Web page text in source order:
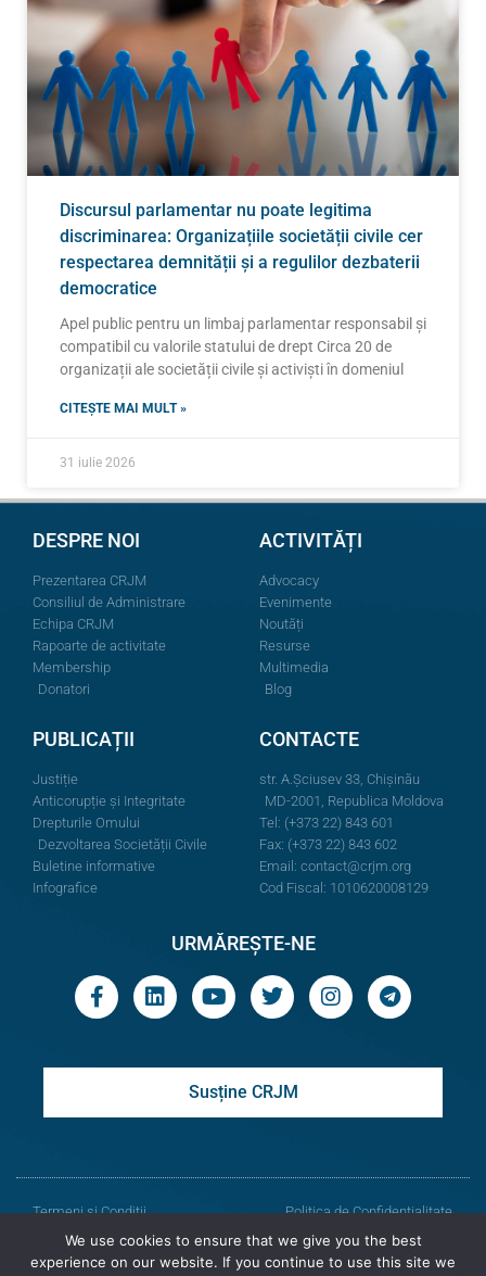
Discursul parlamentar nu poate legitima
discriminarea: Organizațiile societății civile cer
respectarea demnității și a regulilor dezbaterii
democratice
Apel public pentru un limbaj parlamentar responsabil și
compatibil cu valorile statului de drept Circa 20 de
organizații ale societății civile și activiști în domeniul
CITEȘTE MAI MULT »
31 iulie 2026
DESPRE NOI
Prezentarea CRJM
Consiliul de Administrare
Echipa CRJM
Rapoarte de activitate
Membership
Donatori
ACTIVITĂȚI
Advocacy
Evenimente
Noutăți
Resurse
Multimedia
Blog
PUBLICAȚII
Justiție
Anticorupție și Integritate
Drepturile Omului
Dezvoltarea Societății Civile
Buletine informative
Infografice
CONTACTE
str. A.Şciusev 33, Chișinău
MD-2001, Republica Moldova
Tel: (+373 22) 843 601
Fax: (+373 22) 843 602
Email: contact@crjm.org
Cod Fiscal: 1010620008129
URMĂREȘTE-NE
Susține CRJM
Termeni și Condiții
Politica de Confidențialitate
© Toate drepturile rezervate
We use cookies to ensure that we give you the best
experience on our website. If you continue to use this site we